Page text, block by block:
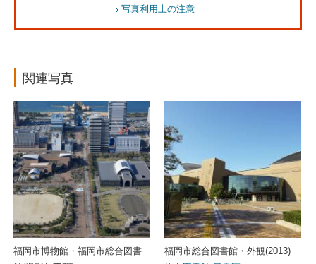
写真利用上の注意
関連写真
福岡市博物館・福岡市総合図書
福岡市総合図書館・外観(2013)